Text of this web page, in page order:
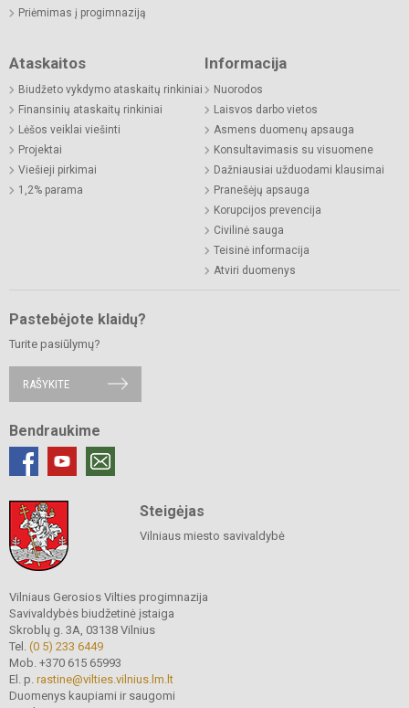
Priėmimas į progimnaziją
Ataskaitos
Biudžeto vykdymo ataskaitų rinkiniai
Finansinių ataskaitų rinkiniai
Lėšos veiklai viešinti
Projektai
Viešieji pirkimai
1,2% parama
Informacija
Nuorodos
Laisvos darbo vietos
Asmens duomenų apsauga
Konsultavimasis su visuomene
Dažniausiai užduodami klausimai
Pranešėjų apsauga
Korupcijos prevencija
Civilinė sauga
Teisinė informacija
Atviri duomenys
Pastebėjote klaidų?
Turite pasiūlymų?
RAŠYKITE
Bendraukime
Steigėjas
Vilniaus miesto savivaldybė
Vilniaus Gerosios Vilties progimnazija
Savivaldybės biudžetinė įstaiga
Skroblų g. 3A, 03138 Vilnius
Tel. (0 5) 233 6449
Mob. +370 615 65993
El. p. rastine@vilties.vilnius.lm.lt
Duomenys kaupiami ir saugomi